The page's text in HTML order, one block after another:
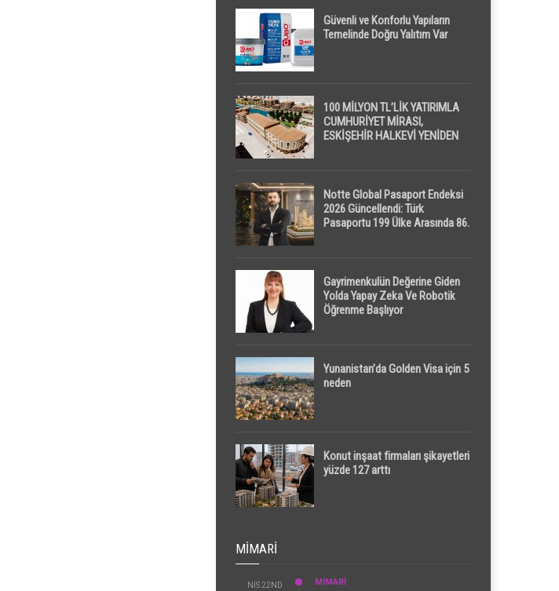
Güvenli ve Konforlu Yapıların
Temelinde Doğru Yalıtım Var
100 MİLYON TL’LİK YATIRIMLA
CUMHURİYET MİRASI,
ESKİŞEHİR HALKEVİ YENİDEN
Notte Global Pasaport Endeksi
2026 Güncellendi: Türk
Pasaportu 199 Ülke Arasında 86.
Gayrimenkulün Değerine Giden
Yolda Yapay Zeka Ve Robotik
Öğrenme Başlıyor
Yunanistan’da Golden Visa için 5
neden
Konut inşaat firmaları şikayetleri
yüzde 127 arttı
MIMARI
NIS 22ND
MİMARİ